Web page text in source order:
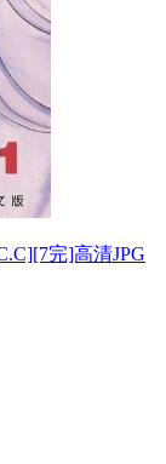
完]高清JPG